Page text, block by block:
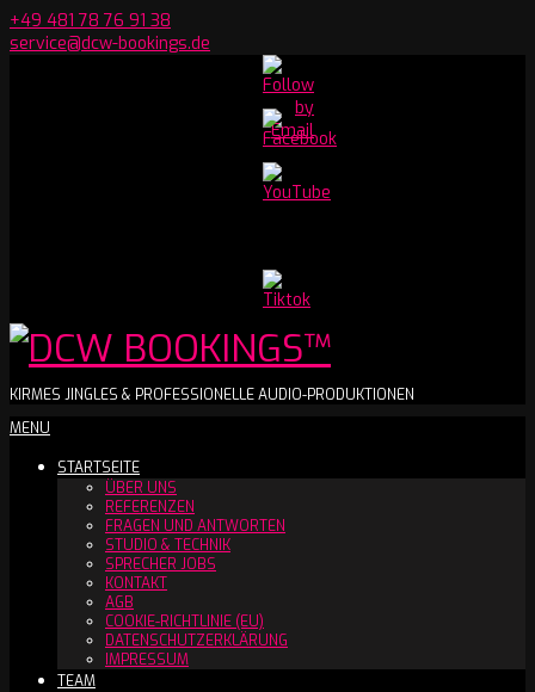
Skip
to
+49 481 78 76 91 38
service@dcw-bookings.de
Youtube
Channel
DCW
BOOKINGS™
KIRMES JINGLES & PROFESSIONELLE AUDIO-PRODUKTIONEN
Secondary
Menu
MENU
STARTSEITE
ÜBER UNS
REFERENZEN
FRAGEN UND ANTWORTEN
STUDIO & TECHNIK
SPRECHER JOBS
KONTAKT
AGB
COOKIE-RICHTLINIE (EU)
DATENSCHUTZERKLÄRUNG
IMPRESSUM
TEAM